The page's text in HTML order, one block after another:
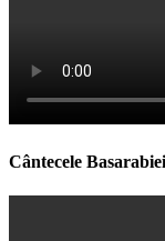
Cântecele